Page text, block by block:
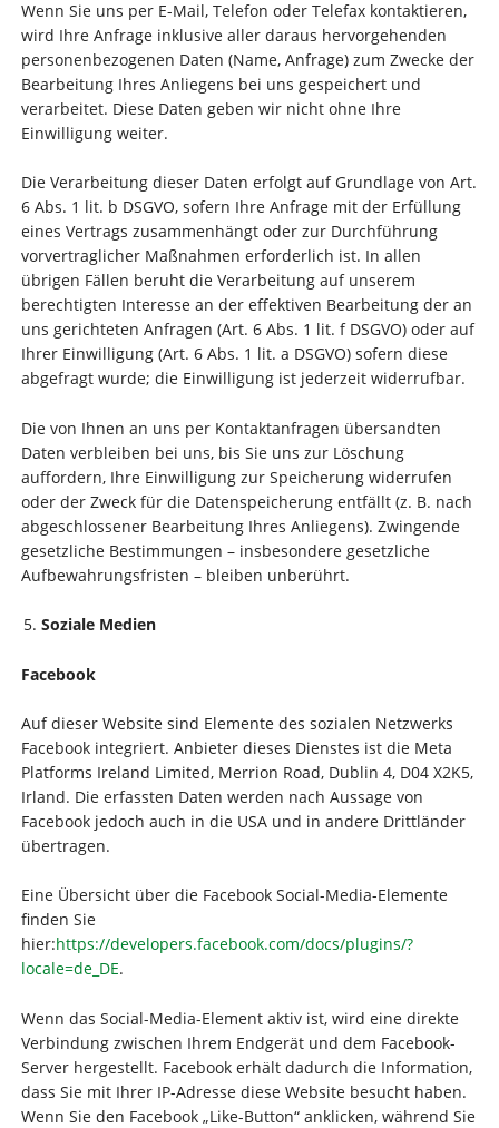
Wenn Sie uns per E-Mail, Telefon oder Telefax kontaktieren,
wird Ihre Anfrage inklusive aller daraus hervorgehenden
personenbezogenen Daten (Name, Anfrage) zum Zwecke der
Bearbeitung Ihres Anliegens bei uns gespeichert und
verarbeitet. Diese Daten geben wir nicht ohne Ihre
Einwilligung weiter.
Die Verarbeitung dieser Daten erfolgt auf Grundlage von Art.
6 Abs. 1 lit. b DSGVO, sofern Ihre Anfrage mit der Erfüllung
eines Vertrags zusammenhängt oder zur Durchführung
vorvertraglicher Maßnahmen erforderlich ist. In allen
übrigen Fällen beruht die Verarbeitung auf unserem
berechtigten Interesse an der effektiven Bearbeitung der an
uns gerichteten Anfragen (Art. 6 Abs. 1 lit. f DSGVO) oder auf
Ihrer Einwilligung (Art. 6 Abs. 1 lit. a DSGVO) sofern diese
abgefragt wurde; die Einwilligung ist jederzeit widerrufbar.
Die von Ihnen an uns per Kontaktanfragen übersandten
Daten verbleiben bei uns, bis Sie uns zur Löschung
auffordern, Ihre Einwilligung zur Speicherung widerrufen
oder der Zweck für die Datenspeicherung entfällt (z. B. nach
abgeschlossener Bearbeitung Ihres Anliegens). Zwingende
gesetzliche Bestimmungen – insbesondere gesetzliche
Aufbewahrungsfristen – bleiben unberührt.
Soziale Medien
Facebook
Auf dieser Website sind Elemente des sozialen Netzwerks
Facebook integriert. Anbieter dieses Dienstes ist die Meta
Platforms Ireland Limited, Merrion Road, Dublin 4, D04 X2K5,
Irland. Die erfassten Daten werden nach Aussage von
Facebook jedoch auch in die USA und in andere Drittländer
übertragen.
Eine Übersicht über die Facebook Social-Media-Elemente
finden Sie
hier:https://developers.facebook.com/docs/plugins/?
locale=de_DE.
Wenn das Social-Media-Element aktiv ist, wird eine direkte
Verbindung zwischen Ihrem Endgerät und dem Facebook-
Server hergestellt. Facebook erhält dadurch die Information,
dass Sie mit Ihrer IP-Adresse diese Website besucht haben.
Wenn Sie den Facebook „Like-Button“ anklicken, während Sie